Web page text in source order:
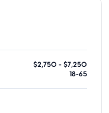
$2,750 - $7,250
18-65